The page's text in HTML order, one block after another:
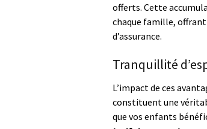
offerts. Cette
chaque famille,
d’assurance.
Tranquillité
L’impact de ces
constituent une
que vos enfants